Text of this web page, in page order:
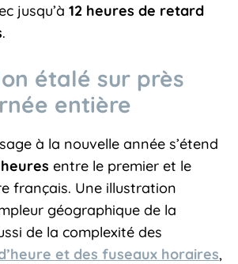
jusqu’à 12 heures de retard
.
étalé sur près
entière
à la nouvelle année s’étend
entre le premier et le
français. Une illustration
géographique de la
de la complexité des
et des fuseaux horaires,